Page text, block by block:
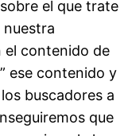
el que trate
nuestra
el contenido de
ese contenido y
buscadores a
que